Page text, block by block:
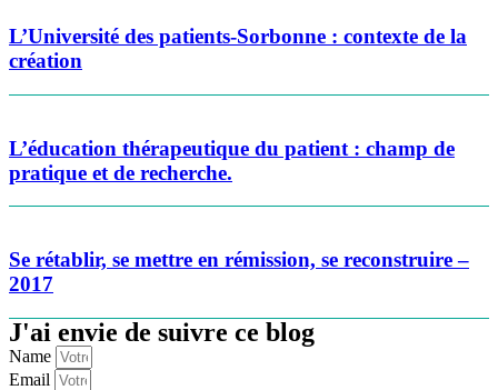
J'ai envie de suivre ce blog
Name
Email
L’Université des patients-Sorbonne : contexte de la
création
L’éducation thérapeutique du patient : champ de
pratique et de recherche.
Se rétablir, se mettre en rémission, se reconstruire –
2017